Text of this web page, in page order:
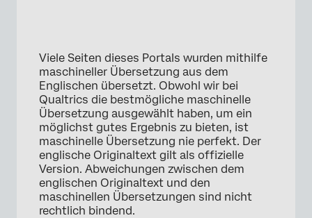
Viele Seiten dieses Portals wurden mithilfe
maschineller Übersetzung aus dem
Englischen übersetzt. Obwohl wir bei
Qualtrics die bestmögliche maschinelle
Übersetzung ausgewählt haben, um ein
möglichst gutes Ergebnis zu bieten, ist
maschinelle Übersetzung nie perfekt. Der
englische Originaltext gilt als offizielle
Version. Abweichungen zwischen dem
englischen Originaltext und den
maschinellen Übersetzungen sind nicht
rechtlich bindend.